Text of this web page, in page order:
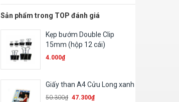
Sản phẩm trong TOP đánh giá
Kẹp bướm Double Clip
15mm (hộp 12 cái)
4.000₫
Giấy than A4 Cửu Long xanh
50.300₫ 47.300₫